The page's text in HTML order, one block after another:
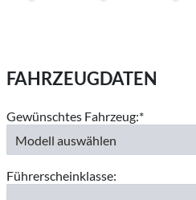
FAHRZEUGDATEN
Gewünschtes Fahrzeug:*
Führerscheinklasse: